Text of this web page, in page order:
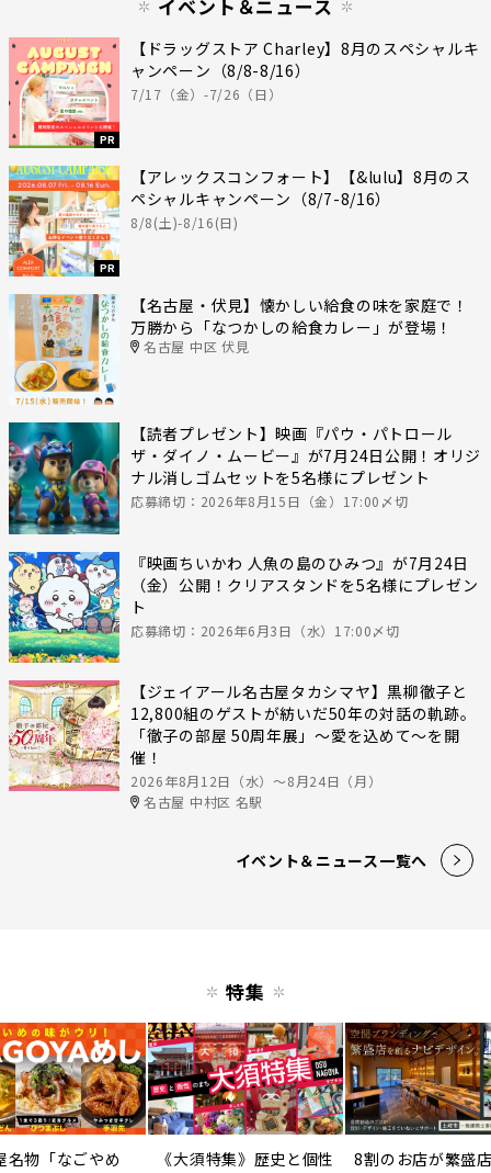
イベント＆ニュース
PR
【ドラッグストア Charley】8月のスペシャルキ
ャンペーン（8/8-8/16）
7/17（金）-7/26（日）
PR
【アレックスコンフォート】【&lulu】8月のス
ペシャルキャンペーン（8/7-8/16）
8/8(土)-8/16(日)
【名古屋・伏見】懐かしい給食の味を家庭で！
万勝から「なつかしの給食カレー」が登場！
名古屋 中区 伏見
【読者プレゼント】映画『パウ・パトロール
ザ・ダイノ・ムービー』が7月24日公開！オリジ
ナル消しゴムセットを5名様にプレゼント
応募締切：2026年8月15日（金）17:00〆切
『映画ちいかわ 人魚の島のひみつ』が7月24日
（金）公開！クリアスタンドを5名様にプレゼン
ト
応募締切：2026年6月3日（水）17:00〆切
【ジェイアール名古屋タカシマヤ】黒柳徹子と
12,800組のゲストが紡いだ50年の対話の軌跡。
「徹子の部屋 50周年展」～愛を込めて～を開
催！
2026年8月12日（水）〜8月24日（月）
名古屋 中村区 名駅
イベント＆ニュース一覧へ
特集
名物「なごやめ
《大須特集》歴史と個性
8割のお店が繁盛